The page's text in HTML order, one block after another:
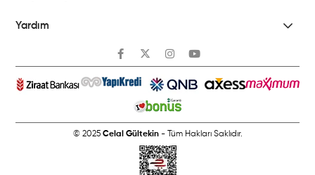
Yardım
© 2025Celal Gültekin- Tüm Hakları Saklıdır.